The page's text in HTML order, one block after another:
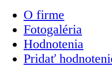
O firme
Fotogaléria
Hodnotenia
Pridať